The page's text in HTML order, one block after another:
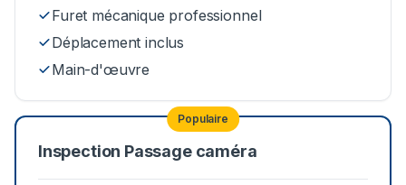
Furet mécanique professionnel
Déplacement inclus
Main-d'œuvre
Populaire
Inspection Passage caméra